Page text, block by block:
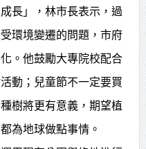
」得獎者及入
長」，林市長表示，過
環境變遷的問題，市府
。他鼓勵大專院校配合
動；兒童節不一定要買
樹將更有意義，期望植
為地球做點事情。